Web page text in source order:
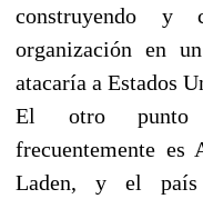
construyendo y
organización en
atacaría a Estados
El otro punto
frecuentemente
Laden, y el